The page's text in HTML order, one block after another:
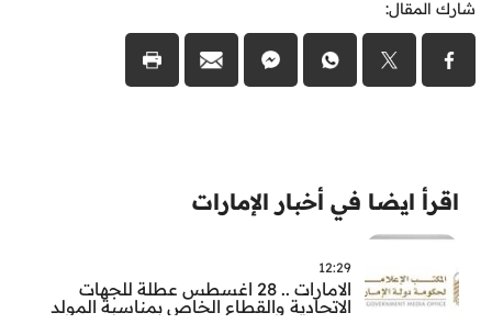
شارك المقال:
اقرأ ايضا في أخبار الإمارات
12:29
الامارات .. 28 اغسطس عطلة للجهات
الاتحادية والقطاع الخاص بمناسبة المولد